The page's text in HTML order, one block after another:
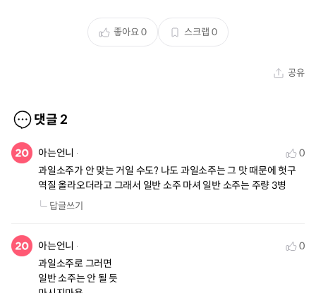
좋아요0 스크랩 0
공유
댓글2
아는언니
0
과일소주가 안 맞는 거일 수도? 나도 과일소주는 그 맛 때문에 헛구
역질 올라오더라고 그래서 일반 소주 마셔 일반 소주는 주량 3병
답글쓰기
아는언니
0
과일소주로 그러면
일반 소주는 안 될 듯